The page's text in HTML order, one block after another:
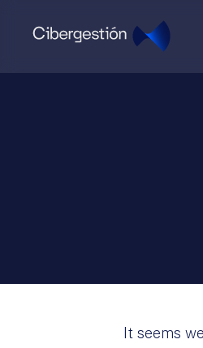
It seems